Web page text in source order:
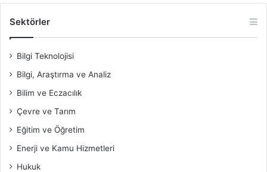
Sektörler
Bilgi Teknolojisi
Bilgi, Araştırma ve Analiz
Bilim ve Eczacılık
Çevre ve Tarım
Eğitim ve Öğretim
Enerji ve Kamu Hizmetleri
Hukuk